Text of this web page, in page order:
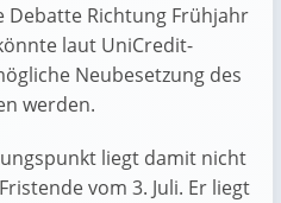
Debatte Richtung Frühjahr
laut UniCredit-
Neubesetzung des
werden.
liegt damit nicht
vom 3. Juli. Er liegt